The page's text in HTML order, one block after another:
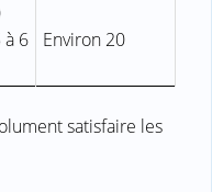
à 6
Environ 20
satisfaire les